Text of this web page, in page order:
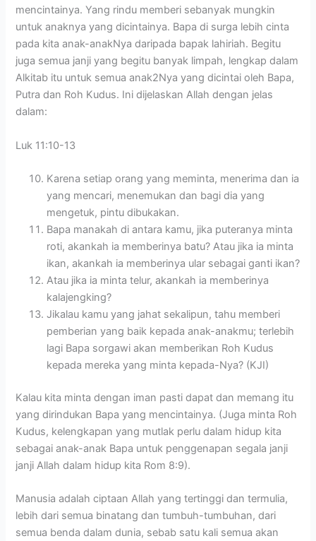
mencintainya. Yang rindu memberi sebanyak mungkin
untuk anaknya yang dicintainya. Bapa di surga lebih cinta
pada kita anak-anakNya daripada bapak lahiriah. Begitu
juga semua janji yang begitu banyak limpah, lengkap dalam
Alkitab itu untuk semua anak2Nya yang dicintai oleh Bapa,
Putra dan Roh Kudus. Ini dijelaskan Allah dengan jelas
dalam:
Luk 11:10-13
Karena setiap orang yang meminta, menerima dan ia
yang mencari, menemukan dan bagi dia yang
mengetuk, pintu dibukakan.
Bapa manakah di antara kamu, jika puteranya minta
roti, akankah ia memberinya batu? Atau jika ia minta
ikan, akankah ia memberinya ular sebagai ganti ikan?
Atau jika ia minta telur, akankah ia memberinya
kalajengking?
Jikalau kamu yang jahat sekalipun, tahu memberi
pemberian yang baik kepada anak-anakmu; terlebih
lagi Bapa sorgawi akan memberikan Roh Kudus
kepada mereka yang minta kepada-Nya? (KJI)
Kalau kita minta dengan iman pasti dapat dan memang itu
yang dirindukan Bapa yang mencintainya. (Juga minta Roh
Kudus, kelengkapan yang mutlak perlu dalam hidup kita
sebagai anak-anak Bapa untuk penggenapan segala janji
janji Allah dalam hidup kita Rom 8:9).
Manusia adalah ciptaan Allah yang tertinggi dan termulia,
lebih dari semua binatang dan tumbuh-tumbuhan, dari
semua benda dalam dunia, sebab satu kali semua akan